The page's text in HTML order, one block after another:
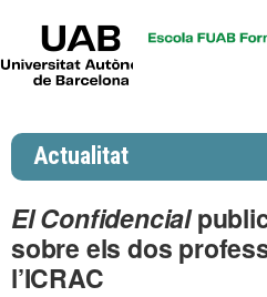
Actualitat
El Confidencial
sobre els dos
l’ICRAC